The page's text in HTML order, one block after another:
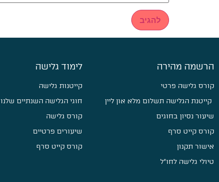
הרשמה מהירה
קורס גלישה פרטי
קייטנת הגלישה תשלום מלא און ליין
שיעור נסיון בחוגים
קורס קייט סרף
אישור תקנון
טיולי גלישה לחו״ל
לימוד גלישה
קייטנות גלישה
חוגי הגלישה השנתיים שלנו
קורס גלישה
שיעורים פרטיים
קורס קייט סרף